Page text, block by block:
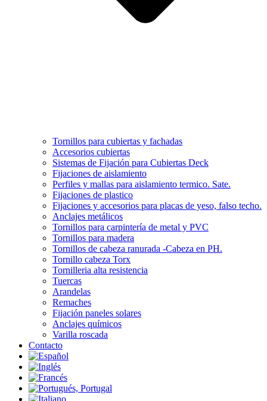
Tornillos para cubiertas y fachadas
Accesorios cubiertas
Sistemas de Fijación para Cubiertas Deck
Fijaciones de aislamiento
Perfiles y mallas para aislamiento termico. Sate.
Fijaciones de plastico
Fijaciones y accesorios para placas de yeso, falso techo.
Anclajes metálicos
Tornillos para carpintería de metal y PVC
Tornillos para madera
Tornillos de cabeza ranurada -Cabeza en PH.
Tornillo cabeza Torx
Tornilleria alta resistencia
Tuercas
Arandelas
Remaches
Fijación paneles solares
Anclajes químicos
Varilla roscada
Contacto